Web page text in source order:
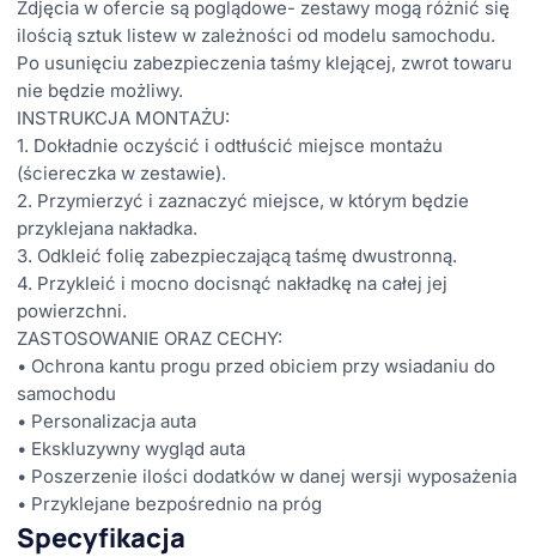
Zdjęcia w ofercie są poglądowe- zestawy mogą różnić się
ilością sztuk listew w zależności od modelu samochodu.
Po usunięciu zabezpieczenia taśmy klejącej, zwrot towaru
nie będzie możliwy.
INSTRUKCJA MONTAŻU:
1. Dokładnie oczyścić i odtłuścić miejsce montażu
(ściereczka w zestawie).
2. Przymierzyć i zaznaczyć miejsce, w którym będzie
przyklejana nakładka.
3. Odkleić folię zabezpieczającą taśmę dwustronną.
4. Przykleić i mocno docisnąć nakładkę na całej jej
powierzchni.
ZASTOSOWANIE ORAZ CECHY:
• Ochrona kantu progu przed obiciem przy wsiadaniu do
samochodu
• Personalizacja auta
• Ekskluzywny wygląd auta
• Poszerzenie ilości dodatków w danej wersji wyposażenia
• Przyklejane bezpośrednio na próg
Specyfikacja